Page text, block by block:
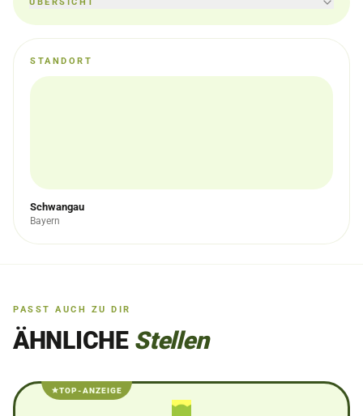
STANDORT
Schwangau
Bayern
PASST AUCH ZU DIR
ÄHNLICHE Stellen
TOP-ANZEIGE